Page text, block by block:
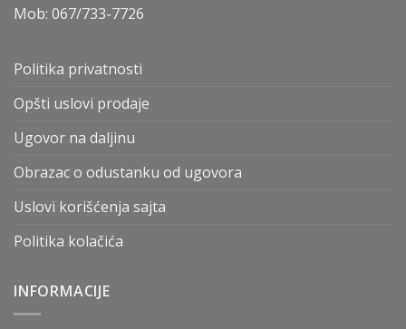
Mob: 067/733-7726
Politika privatnosti
Opšti uslovi prodaje
Ugovor na daljinu
Obrazac o odustanku od ugovora
Uslovi korišćenja sajta
Politika kolačića
INFORMACIJE